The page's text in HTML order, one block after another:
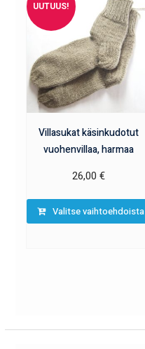
UUTUUS!
Villasukat käsinkudotut
vuohenvillaa, harmaa
26,00€
Valitse vaihtoehdoista